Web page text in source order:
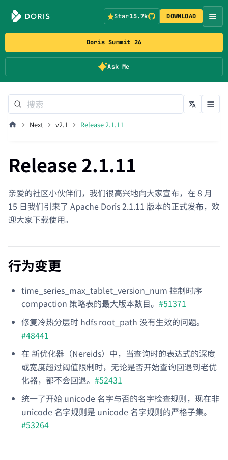
Doris Summit 26
Ask Me
Star15.7k DOWNLOAD
Next v2.1 Release 2.1.11
Release 2.1.11
亲爱的社区小伙伴们，我们很高兴地向大家宣布，在 8 月
15 日我们引来了 Apache Doris 2.1.11 版本的正式发布，欢
迎大家下载使用。
行为变更
time_series_max_tablet_version_num 控制时序
compaction 策略表的最大版本数目。 #51371
修复冷热分层时 hdfs root_path 没有生效的问题。
#48441
在 新优化器（Nereids）中，当查询时的表达式的深度
或宽度超过阈值限制时，无论是否开始查询回退到老优
化器，都不会回退。 #52431
统一了开始 unicode 名字与否的名字检查规则，现在非
unicode 名字规则是 unicode 名字规则的严格子集。
#53264